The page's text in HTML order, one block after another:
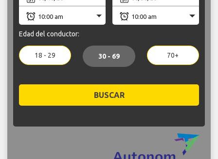
Edad del conductor:
18 - 29 30 - 69 70+
BUSCAR